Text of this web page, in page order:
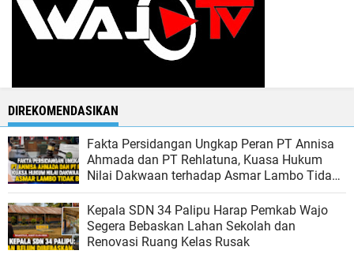
DIREKOMENDASIKAN
Fakta Persidangan Ungkap Peran PT Annisa
Ahmada dan PT Rehlatuna, Kuasa Hukum
Nilai Dakwaan terhadap Asmar Lambo Tidak
Berdasar
Kepala SDN 34 Palipu Harap Pemkab Wajo
Segera Bebaskan Lahan Sekolah dan
Renovasi Ruang Kelas Rusak